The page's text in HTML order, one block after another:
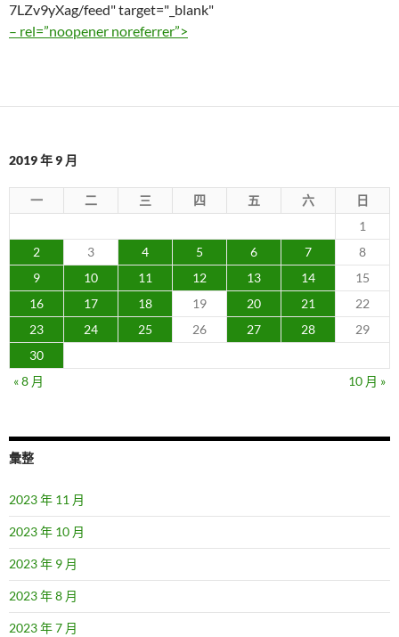
7LZv9yXag/feed" target="_blank"
– rel=”noopener noreferrer”>
2019 年 9 月
一 二 三 四 五 六
日
1
2
3 4 5 6 7
8
9
10 11 12 13 14
15
16
17 18 19 20 21
22
23
24 25 26 27 28
29
30
« 8 月
10 月 »
彙整
2023 年 11 月
2023 年 10 月
2023 年 9 月
2023 年 8 月
2023 年 7 月